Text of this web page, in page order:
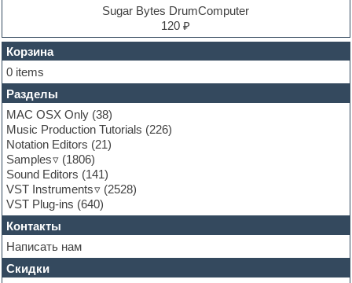
EXS24 Instruments
FL Studio
Flute
Folk samples
Fruityloops
Funk
Garritan
General MIDI kits
Guitar emulation
Guitar loops
Guitar processing and effects
Hands-up samples
Hardstyle
Heavy metal sample packs
Hip-hop
House music
Hypersonic
Jazz
Sugar Bytes DrumComputer
120 ₽
Корзина
0 items
Разделы
MAC OSX Only (38)
Music Production Tutorials (226)
Notation Editors (21)
Samples
(1806)
Sound Editors (141)
VST Instruments
(2528)
VST Plug-ins (640)
Контакты
Написать нам
Скидки